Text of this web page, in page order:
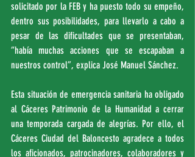
solicitado por la FEB y ha puesto todo su empeño,
dentro sus posibilidades, para llevarlo a cabo a
pesar de las dificultades que se presentaban,
“había muchas acciones que se escapaban a
nuestros control”, explica José Manuel Sánchez.
Esta situación de emergencia sanitaria ha obligado
al Cáceres Patrimonio de la Humanidad a cerrar
una temporada cargada de alegrías. Por ello, el
Cáceres Ciudad del Baloncesto agradece a todos
los aficionados, patrocinadores, colaboradores y